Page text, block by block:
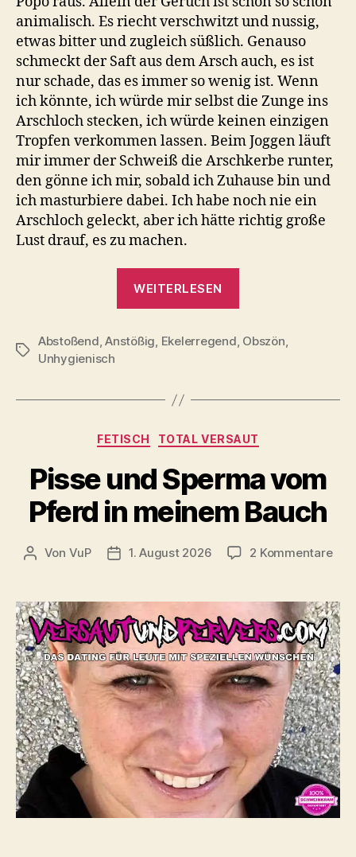
animalisch. Es riecht verschwitzt und nussig,
etwas bitter und zugleich süßlich. Genauso
schmeckt der Saft aus dem Arsch auch, es ist
nur schade, das es immer so wenig ist. Wenn
ich könnte, ich würde mir selbst die Zunge ins
Arschloch stecken, ich würde keinen einzigen
Tropfen verkommen lassen. Beim Joggen läuft
mir immer der Schweiß die Arschkerbe runter,
den gönne ich mir, sobald ich Zuhause bin und
ich masturbiere dabei. Ich habe noch nie ein
Arschloch geleckt, aber ich hätte richtig große
Lust drauf, es zu machen.
WEITERLESEN
lecker“
Schlagwörter
Abstoßend,Anstößig, Ekelerregend, Obszön,
Unhygienisch
Kategorien
FETISCH TOTAL VERSAUT
Pisse und Sperma vom
Pferd in meinem Bauch
Beitragsautor
Von VuP Veröffentlichungsdatum
1. August 2026 2 Kommentarezu
vom
in